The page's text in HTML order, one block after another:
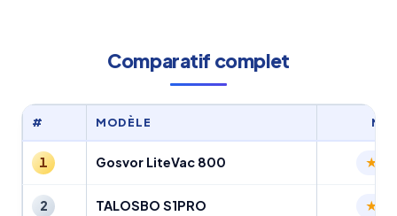
Comparatif complet
# MODÈLE
1 Gosvor LiteVac 800
2 TALOSBO S1PRO